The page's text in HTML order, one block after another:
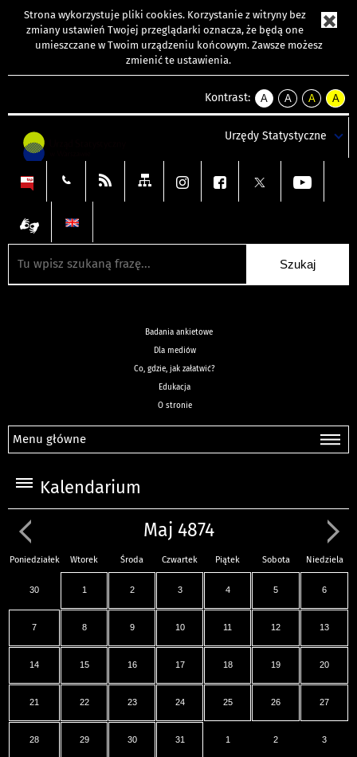
Strona wykorzystuje pliki cookies. Korzystanie z witryny bez
zmiany ustawień Twojej przeglądarki oznacza, że będą one
umieszczane w Twoim urządzeniu końcowym. Zawsze możesz
zmienić te ustawienia.
Kontrast:
A
kontrast
A
kontrast
tekst
czarnym
A
kontrast
tekst
czarnym
A
tekst
żółtym
Urzędy Statystyczne
Badania ankietowe
Dla mediów
Co, gdzie, jak załatwić?
Edukacja
O stronie
Menu główne
Kalendarium
Maj 4874
Poniedziałek Wtorek Środa Czwartek Piątek Sobota Niedziela
30 1 2 3 4 5 6
7 8 9 10 11 12 13
14 15 16 17 18 19 20
21 22 23 24 25 26 27
28 29 30 31 1 2 3